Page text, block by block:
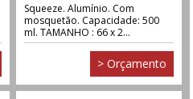
Squeeze. Alumínio. Com
mosquetão. Capacidade: 500
ml. TAMANHO : 66 x 2...
> Orçamento